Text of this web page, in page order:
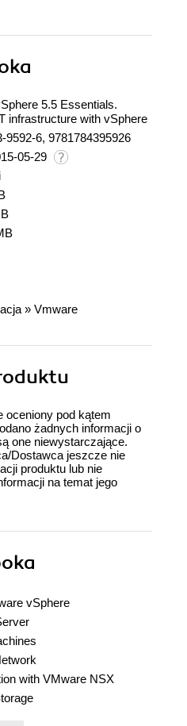
5.5 Essentials.
infrastructure with vSphere
9592-6, 9781784395926
05-29
» Vmware
oceniony pod kątem
żadnych informacji o
one niewystarczające.
Dostawca jeszcze nie
produktu lub nie
na temat jego
vSphere
with VMware NSX